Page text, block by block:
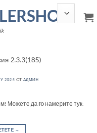
2.3.3(185)
2025 ОТ АДМИН
Можете да го намерите тук:
→